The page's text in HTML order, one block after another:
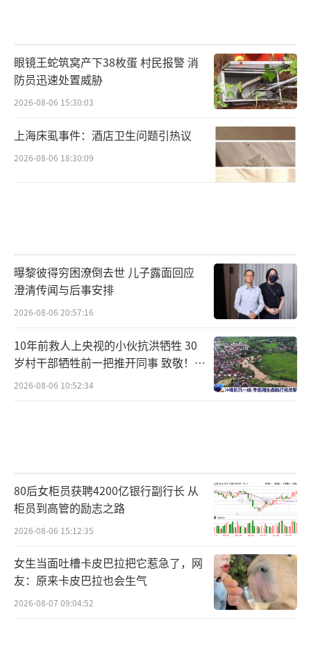
眼镜王蛇筑窝产下38枚蛋 村民报警 消
防员迅速处置威胁
2026-08-06 15:30:03
上海床虱事件：酒店卫生问题引热议
2026-08-06 18:30:09
曝黎彼得穷困潦倒去世 儿子露面回应
澄清传闻与后事安排
2026-08-06 20:57:16
10年前救人上央视的小伙抗洪牺牲 30
岁村干部牺牲前一把推开同事 致敬！送
别！
2026-08-06 10:52:34
80后女柜员获聘4200亿银行副行长 从
柜员到高管的励志之路
2026-08-06 15:12:35
女生当面吐槽卡皮巴拉把它惹急了，网
友：原来卡皮巴拉也会生气
2026-08-07 09:04:52